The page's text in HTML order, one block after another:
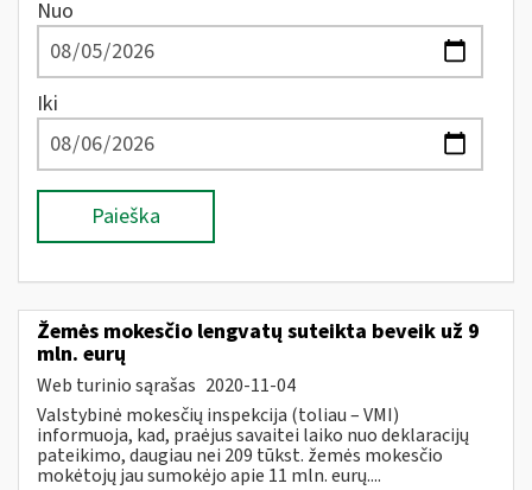
Nuo
Iki
Paieška
Žemės mokesčio lengvatų suteikta beveik už 9
mln. eurų
Web turinio sąrašas 2020-11-04
Valstybinė mokesčių inspekcija (toliau – VMI)
informuoja, kad, praėjus savaitei laiko nuo deklaracijų
pateikimo, daugiau nei 209 tūkst. žemės mokesčio
mokėtojų jau sumokėjo apie 11 mln. eurų....